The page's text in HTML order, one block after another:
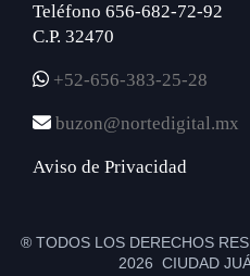
Teléfono 656-682-72-92
C.P. 32470
+52-656-383-25-28
buzon@nortedigital.mx
Aviso de Privacidad
® TODOS LOS DERECHOS
2026 CIUDAD